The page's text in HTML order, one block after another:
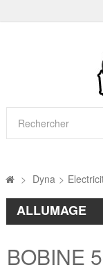
> Dyna >
ALLUMAGE
BOBINE